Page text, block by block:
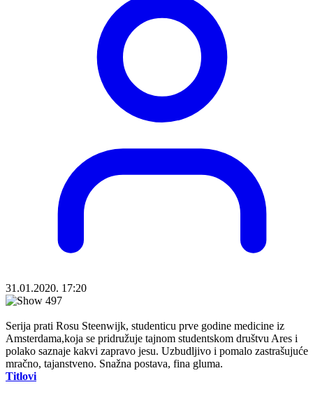
31.01.2020. 17:20
Serija prati Rosu Steenwijk, studenticu prve godine medicine iz
Amsterdama,koja se pridružuje tajnom studentskom društvu Ares i
polako saznaje kakvi zapravo jesu. Uzbudljivo i pomalo zastrašujuće
mračno, tajanstveno. Snažna postava, fina gluma.
Titlovi